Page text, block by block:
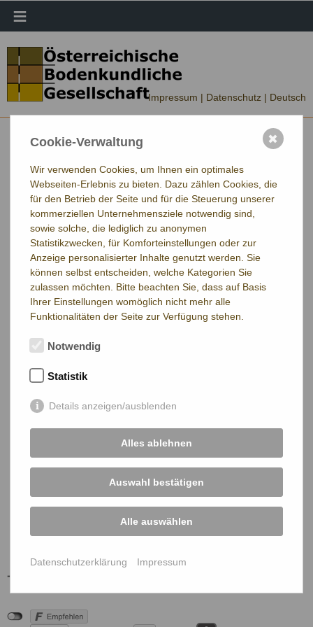
≡
Impressum | Datenschutz | Deutsch
Cookie-Verwaltung
Wir verwenden Cookies, um Ihnen ein optimales
Webseiten-Erlebnis zu bieten. Dazu zählen Cookies, die
für den Betrieb der Seite und für die Steuerung unserer
kommerziellen Unternehmensziele notwendig sind,
sowie solche, die lediglich zu anonymen
Statistikzwecken, für Komforteinstellungen oder zur
Anzeige personalisierter Inhalte genutzt werden. Sie
können selbst entscheiden, welche Kategorien Sie
zulassen möchten. Bitte beachten Sie, dass auf Basis
Ihrer Einstellungen womöglich nicht mehr alle
Funktionalitäten der Seite zur Verfügung stehen.
Notwendig
Statistik
Details anzeigen/ausblenden
Alles ablehnen
Auswahl bestätigen
Alle auswählen
Datenschutzerklärung Impressum
✖